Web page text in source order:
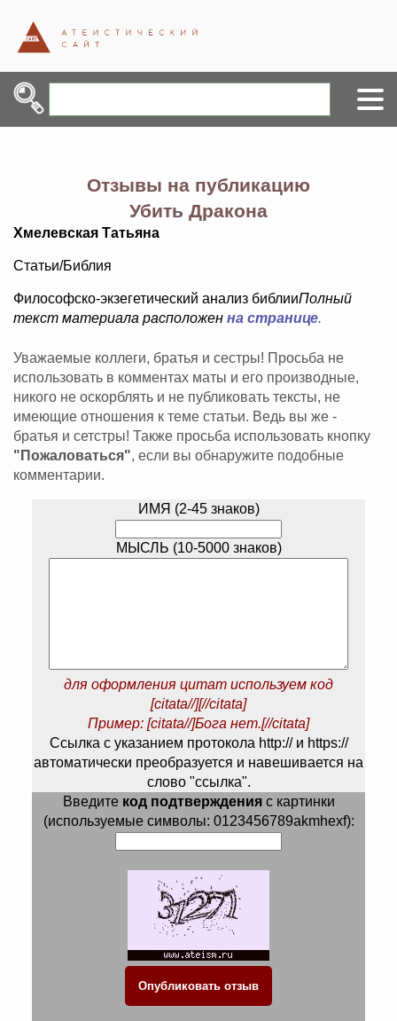
Отзывы на публикацию
Убить Дракона
Хмелевская Татьяна
Статьи/Библия
Философско-экзегетический анализ библииПолный
текст материала расположен на странице.
Уважаемые коллеги, братья и сестры! Просьба не
использовать в комментах маты и его производные,
никого не оскорблять и не публиковать тексты, не
имеющие отношения к теме статьи. Ведь вы же -
братья и сетстры! Также просьба использовать кнопку
"Пожаловаться", если вы обнаружите подобные
комментарии.
ИМЯ (2-45 знаков)
МЫСЛЬ (10-5000 знаков)
для оформления цитат используем код
[citata//][//citata]
Пример: [citata//]Бога нет.[//citata]
Ссылка с указанием протокола http:// и https://
автоматически преобразуется и навешивается на
слово "ссылка".
Введите код подтвержденияс картинки
(используемые символы: 0123456789akmhexf):